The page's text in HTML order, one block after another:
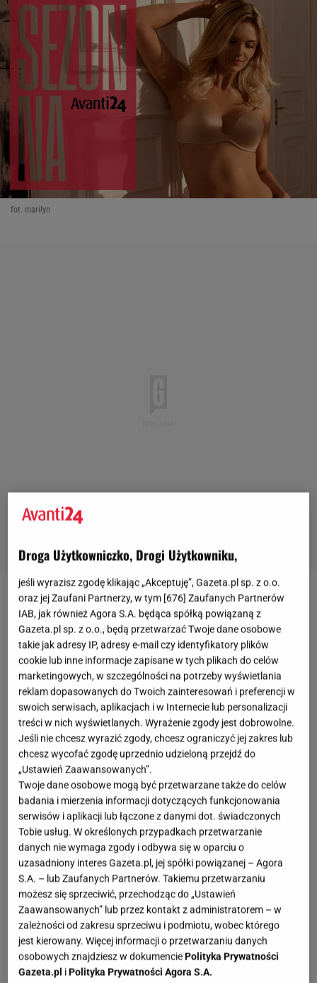
fot. marilyn
Cieliste biustonosze – perełki z polską metką
Droga Użytkowniczko, Drogi Użytkowniku,
jeśli wyrazisz zgodę klikając „Akceptuję”, Gazeta.pl sp. z o.o.
oraz jej Zaufani Partnerzy, w tym [676] Zaufanych Partnerów
IAB, jak również Agora S.A. będąca spółką powiązaną z
Gazeta.pl sp. z o.o., będą przetwarzać Twoje dane osobowe
takie jak adresy IP, adresy e-mail czy identyfikatory plików
cookie lub inne informacje zapisane w tych plikach do celów
marketingowych, w szczególności na potrzeby wyświetlania
reklam dopasowanych do Twoich zainteresowań i preferencji w
swoich serwisach, aplikacjach i w Internecie lub personalizacji
treści w nich wyświetlanych. Wyrażenie zgody jest dobrowolne.
Jeśli nie chcesz wyrazić zgody, chcesz ograniczyć jej zakres lub
chcesz wycofać zgodę uprzednio udzieloną przejdź do
„Ustawień Zaawansowanych”.
Twoje dane osobowe mogą być przetwarzane także do celów
badania i mierzenia informacji dotyczących funkcjonowania
serwisów i aplikacji lub łączone z danymi dot. świadczonych
Tobie usług. W określonych przypadkach przetwarzanie
danych nie wymaga zgody i odbywa się w oparciu o
uzasadniony interes Gazeta.pl, jej spółki powiązanej – Agora
S.A. – lub Zaufanych Partnerów. Takiemu przetwarzaniu
możesz się sprzeciwić, przechodząc do „Ustawień
Zaawansowanych” lub przez kontakt z administratorem – w
zależności od zakresu sprzeciwu i podmiotu, wobec którego
jest kierowany. Więcej informacji o przetwarzaniu danych
osobowych znajdziesz w dokumenciePolityka Prywatności
Gazeta.pl iPolityka Prywatności Agora S.A.